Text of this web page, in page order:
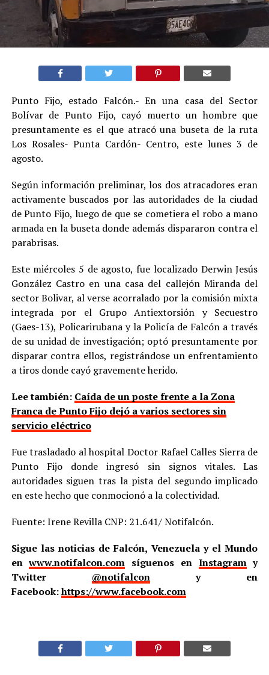
Punto Fijo, estado Falcón.- En una casa del Sector
Bolívar de Punto Fijo, cayó muerto un hombre que
presuntamente es el que atracó una buseta de la ruta
Los Rosales- Punta Cardón- Centro, este lunes 3 de
agosto.
Según información preliminar, los dos atracadores eran
activamente buscados por las autoridades de la ciudad
de Punto Fijo, luego de que se cometiera el robo a mano
armada en la buseta donde además dispararon contra el
parabrisas.
Este miércoles 5 de agosto, fue localizado Derwin Jesús
González Castro en una casa del callejón Miranda del
sector Bolivar, al verse acorralado por la comisión mixta
integrada por el Grupo Antiextorsión y Secuestro
(Gaes-13), Policarirubana y la Policía de Falcón a través
de su unidad de investigación; optó presuntamente por
disparar contra ellos, registrándose un enfrentamiento
a tiros donde cayó gravemente herido.
Lee también: Caída de un poste frente a la Zona
Franca de Punto Fijo dejó a varios sectores sin
servicio eléctrico
Fue trasladado al hospital Doctor Rafael Calles Sierra de
Punto Fijo donde ingresó sin signos vitales. Las
autoridades siguen tras la pista del segundo implicado
en este hecho que conmocionó a la colectividad.
Fuente: Irene Revilla CNP: 21.641/ Notifalcón.
Sigue las noticias de Falcón, Venezuela y el Mundo
enwww.notifalcon.com síguenos en Instagramy
Twitter @notifalcony en
Facebook:https://www.facebook.com